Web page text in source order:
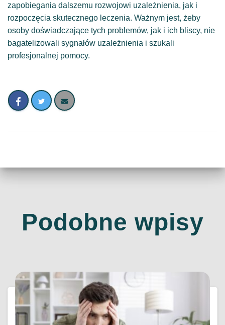
zapobiegania dalszemu rozwojowi uzależnienia, jak i
rozpoczęcia skutecznego leczenia. Ważnym jest, żeby
osoby doświadczające tych problemów, jak i ich bliscy, nie
bagatelizowali sygnałów uzależnienia i szukali
profesjonalnej pomocy.
Podobne wpisy